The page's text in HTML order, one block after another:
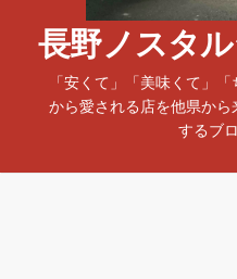
長野ノスタ
「安くて」「美味くて」
から愛される店を他県か
するブ